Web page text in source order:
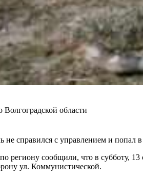
области
не справился с управлением и попал
сообщили, что в субботу, 13
ул. Коммунистической.